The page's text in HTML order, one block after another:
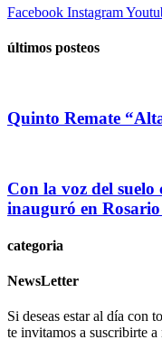
Facebook Instagram
últimos posteos
Quinto Remate
Con la voz del
inauguró en Rosario
categoria
NewsLetter
Si deseas estar al día con
te invitamos a suscribirte a